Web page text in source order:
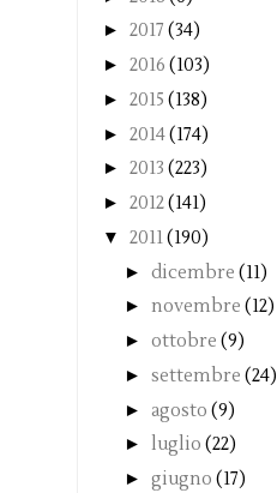
► 2017 (34)
► 2016 (103)
► 2015 (138)
► 2014(174)
► 2013 (223)
► 2012(141)
▼ 2011(190)
► dicembre (11)
► novembre (12)
► ottobre (9)
► settembre (24)
► agosto (9)
► luglio (22)
► giugno (17)